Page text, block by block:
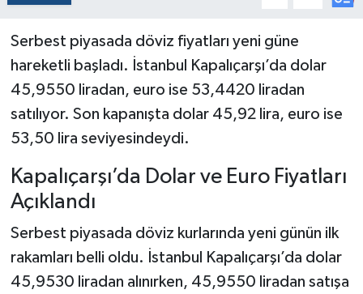
Serbest piyasada döviz fiyatları yeni güne
hareketli başladı. İstanbul Kapalıçarşı’da dolar
45,9550 liradan, euro ise 53,4420 liradan
satılıyor. Son kapanışta dolar 45,92 lira, euro ise
53,50 lira seviyesindeydi.
Kapalıçarşı’da Dolar ve Euro Fiyatları
Açıklandı
Serbest piyasada döviz kurlarında yeni günün ilk
rakamları belli oldu. İstanbul Kapalıçarşı’da dolar
45,9530 liradan alınırken, 45,9550 liradan satışa